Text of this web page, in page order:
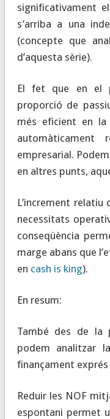
significativament
s’arriba a una
(concepte que
d’aquesta sèrie).
El fet que en el
proporció de
més eficient en
automàticament
empresarial.
en altres punts,
L’increment
necessitats
conseqüència
marge abans que
en cash is king).
En resum:
També des de la
podem analitzar
finançament
Reduir les NOF
espontani permet